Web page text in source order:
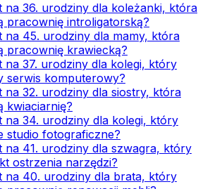
na 36. urodziny dla koleżanki, która
pracownię introligatorską?
na 45. urodziny dla mamy, która
pracownię krawiecką?
na 37. urodziny dla kolegi, który
serwis komputerowy?
na 32. urodziny dla siostry, która
kwiaciarnię?
na 34. urodziny dla kolegi, który
studio fotograficzne?
na 41. urodziny dla szwagra, który
ostrzenia narzędzi?
na 40. urodziny dla brata, który